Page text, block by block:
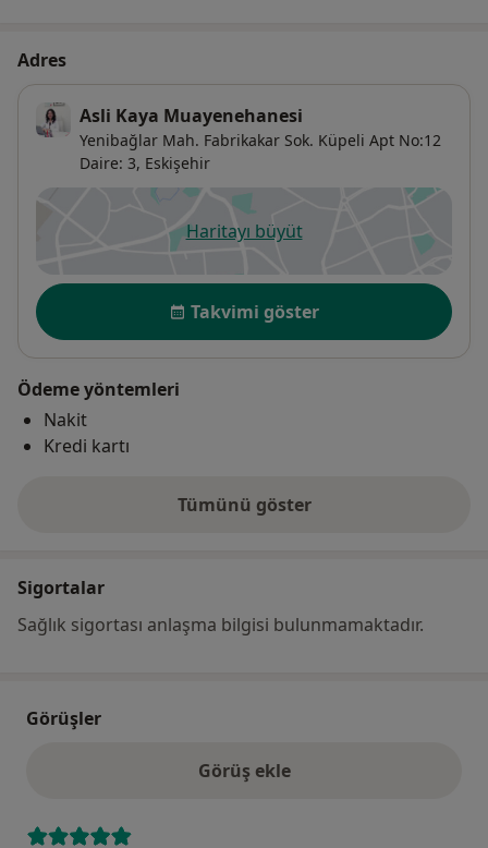
Adres
Asli Kaya Muayenehanesi
Yenibağlar Mah. Fabrikakar Sok. Küpeli Apt No:12
Daire: 3, Eskişehir
Haritayı büyütyeni bir sekmede açılır
Uygunluk
Takvimi göster
Ödeme yöntemleri
Nakit
Kredi kartı
Tümünü göster
adres hakkında
Sigortalar
Sağlık sigortası anlaşma bilgisi bulunmamaktadır.
Görüşler
Görüş ekle